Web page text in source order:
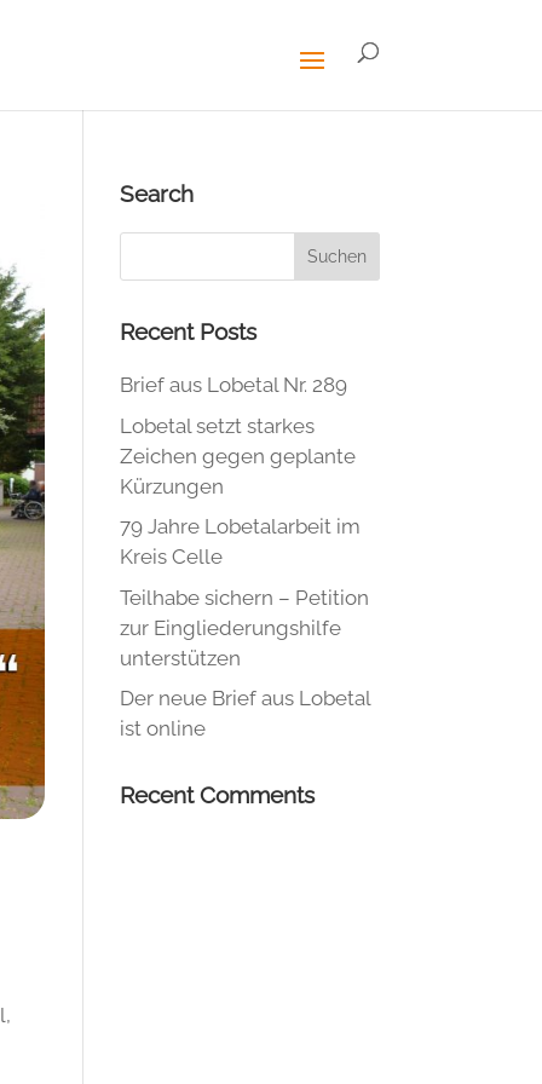
Search
Recent Posts
Brief aus Lobetal Nr. 289
Lobetal setzt starkes
Zeichen gegen geplante
Kürzungen
79 Jahre Lobetalarbeit im
Kreis Celle
Teilhabe sichern – Petition
zur Eingliederungshilfe
unterstützen
Der neue Brief aus Lobetal
ist online
Recent Comments